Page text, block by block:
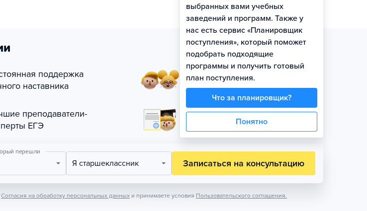
выбранных вами учебных
заведений и программ. Также у
нас есть сервис «Планировщик
поступления», который поможет
подобрать подходящие
программы и получить готовый
план поступления.
Что за планировщик?
Понятно
поддержка
наставника
Занятия в небольших
группах по уровню
преподаватели-
ЕГЭ
Официальная гарантия
поступления на бюджет
перешли
Я старшеклассник Записаться на консультацию
Согласия на обработку персональных данных и принимаете условия Пользовательского соглашения.